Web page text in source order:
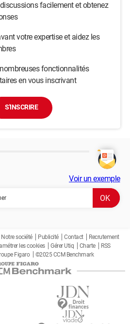
facilement et obtenez
votre expertise et aidez les
fonctionnalités
en vous inscrivant
S'INSCRIRE
Voir un exemple
Notre société Publicité Contact
Recrutement
les cookies Gérer Utiq Charte
RSS
Figaro ©2025 CCM Benchmark